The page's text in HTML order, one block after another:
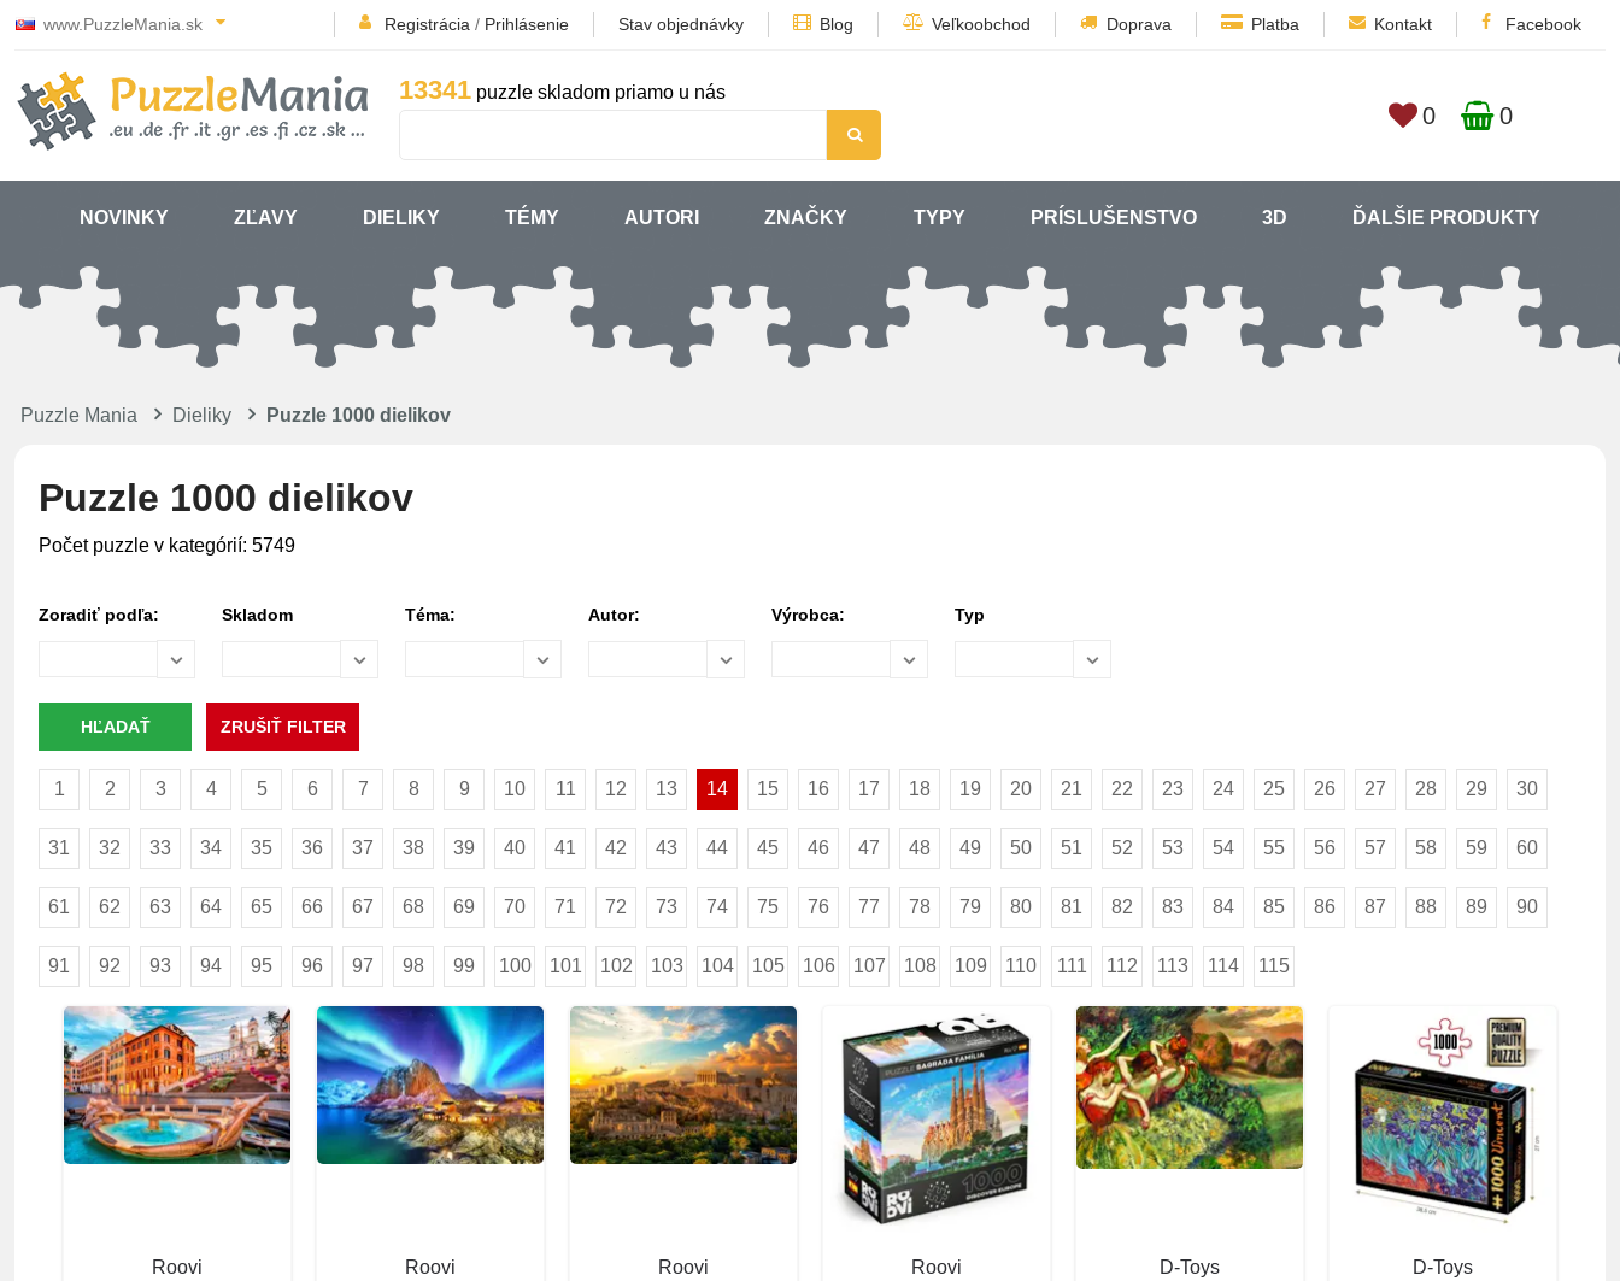
www.PuzzleMania.sk Registrácia / Prihlásenie Stav objednávky Blog Veľkoobchod Doprava Platba Kontakt Facebook
13341 puzzle skladom priamo u nás
0 0
NOVINKY ZĽAVY DIELIKY TÉMY AUTORI ZNAČKY TYPY PRÍSLUŠENSTVO 3D ĎALŠIE PRODUKTY
Puzzle Mania Dieliky Puzzle 1000 dielikov
Puzzle 1000 dielikov
Počet puzzle v kategórií: 5749
Zoradiť podľa: Skladom Téma: Autor: Výrobca: Typ
1 2 3 4 5 6 7 8 9 10 11 12 13 14 15 16 17 18 19 20 21 22 23 24 25 26 27 28 29 30
31 32 33 34 35 36 37 38 39 40 41 42 43 44 45 46 47 48 49 50 51 52 53 54 55 56 57 58 59 60
61 62 63 64 65 66 67 68 69 70 71 72 73 74 75 76 77 78 79 80 81 82 83 84 85 86 87 88 89 90
91 92 93 94 95 96 97 98 99 100 101 102 103 104 105 106 107 108 109 110 111 112 113 114 115
Roovi
Roovi
Roovi
Roovi
D-Toys
D-Toys